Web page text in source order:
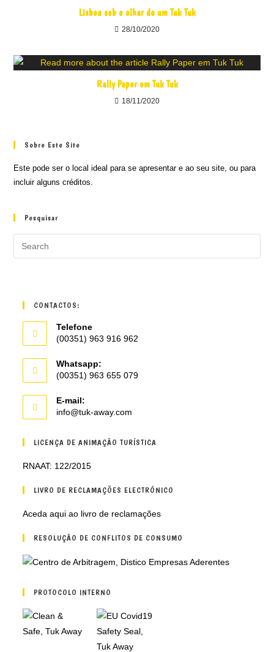
Lisboa sob o olhar de um Tuk Tuk
28/10/2020
Rally Paper em Tuk Tuk
18/11/2020
Sobre Este Site
Este pode ser o local ideal para se apresentar e ao seu site, ou para
incluir alguns créditos.
Pesquisar
CONTACTOS:
Telefone
(00351) 963 916 962
Whatsapp:
(00351) 963 655 079
E-mail:
info@tuk-away.com
application
LICENÇA DE ANIMAÇÃO TURÍSTICA
RNAAT: 122/2015
LIVRO DE RECLAMAÇÕES ELECTRÓNICO
Aceda aqui ao livro de reclamações
RESOLUÇÃO DE CONFLITOS DE CONSUMO
PROTOCOLO INTERNO